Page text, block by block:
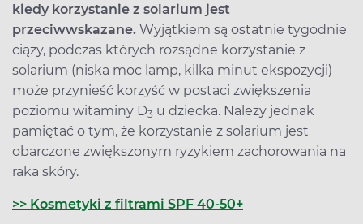
kiedy korzystanie z solarium jest
przeciwwskazane. Wyjątkiem są ostatnie tygodnie
ciąży, podczas których rozsądne korzystanie z
solarium (niska moc lamp, kilka minut ekspozycji)
może przynieść korzyść w postaci zwiększenia
poziomu witaminy D3 u dziecka. Należy jednak
pamiętać o tym, że korzystanie z solarium jest
obarczone zwiększonym ryzykiem zachorowania na
raka skóry.
>> Kosmetyki z filtrami SPF 40-50+